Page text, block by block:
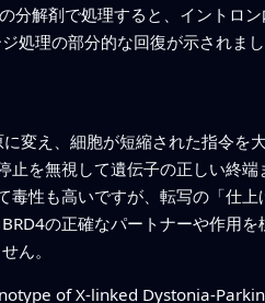
分解剤で処理すると、イントロ
処理の部分的な回復が示されまし
変え、細胞が短縮された指令を
を無視して遺伝子の正しい終
性も高いですが、転写の「仕
の正確なパートナーや作用
ん。
of X-linked Dystonia-